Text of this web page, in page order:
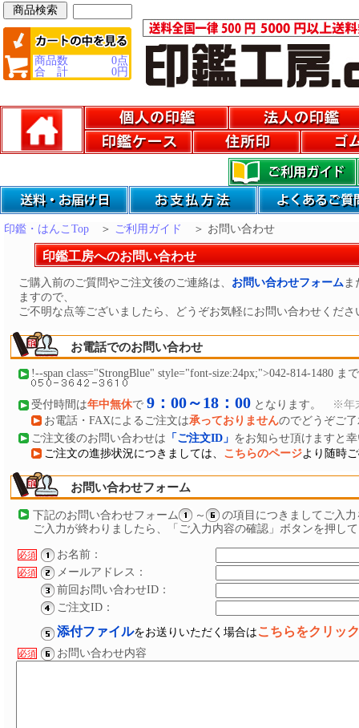
商品数 0点
合 計
0円
印鑑・はんこTop ＞ ご利用ガイド ＞ お問い合わせ
印鑑工房へのお問い合わせ
ご購入前のご質問やご注文後のご連絡は、 お問い合わせフォームま
ますので、
ご不明な点等ございましたら、どうぞお気軽にお問い合わせくださ
お電話でのお問い合わせ
!--span class="StrongBlue" style="font-size:24px;">042-814-1480
受付時間は年中無休で 9：00～18：00となります。
※年
お電話・FAXによるご注文は承っておりませんのでどうぞご
ご注文後のお問い合わせは 「ご注文ID」 をお知らせ頂けますと
ご注文の進捗状況につきましては、 こちらのページより随時
お問い合わせフォーム
下記のお問い合わせフォーム ～
の項目につきましてご入
ご入力が終わりましたら、「ご入力内容の確認」ボタンを押し
必須 お名前：
必須
メールアドレス：
前回お問い合わせID：
ご注文ID：
添付ファイルをお送りいただく場合は こちらをクリック
必須 お問い合わせ内容